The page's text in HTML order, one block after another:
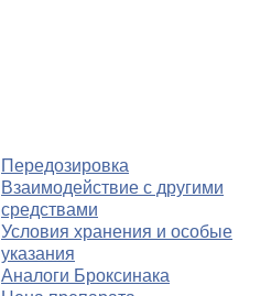
Передозировка
Взаимодействие с другими
средствами
Условия хранения и особые
указания
Аналоги Броксинака